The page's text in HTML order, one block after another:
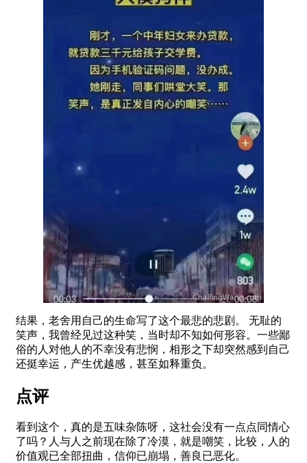
结果，老舍用自己的生命写了这个最悲的悲剧。 无耻的
笑声，我曾经见过这种笑，当时却不知如何形容。一些鄙
俗的人对他人的不幸没有悲悯，相形之下却突然感到自己
还挺幸运，产生优越感，甚至如释重负。
点评
看到这个，真的是五味杂陈呀，这社会没有一点点同情心
了吗？人与人之前现在除了冷漠，就是嘲笑，比较，人的
价值观已全部扭曲，信仰已崩塌，善良已恶化。